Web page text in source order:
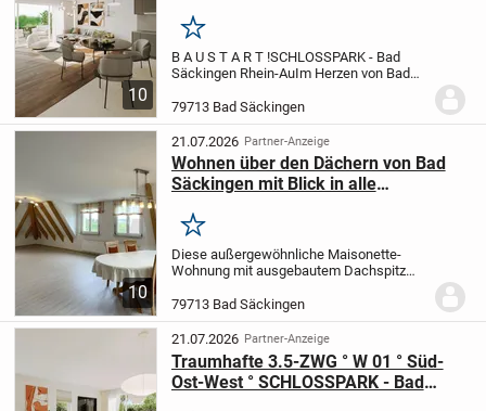
10
Merken
B A U S T A R T !SCHLOSSPARK - Bad
Säckingen Rhein-AuIm Herzen von Bad
KfW 55 Standard in heißbegehrter
Innenstadtlage vis-a-vis vom Schlosspark
in der...
79713 Bad Säckingen
10
21.07.2026 Partner-Anzeige
Wohnen über den Dächern von Bad
Säckingen mit Blick in alle
Merken
Diese außergewöhnliche Maisonette-
Wohnung mit ausgebautem Dachspitz
auf zwei Ebenen mit schöner
Panoramaaussicht.Die lichtdurchfluteten
Flächen überzeugen von...
79713 Bad Säckingen
21.07.2026 Partner-Anzeige
Traumhafte 3.5-ZWG ° W 01 ° Süd-
Ost-West ° SCHLOSSPARK - Bad